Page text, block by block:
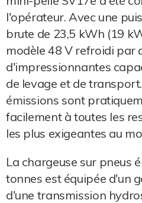
l'opérateur. Avec une
brute de 23,5 kWh (19
modèle 48 V refroidi par
d'impressionnantes
de levage et de
émissions sont
facilement à toutes les
les plus exigeantes au
La chargeuse sur pneus
tonnes est équipée d'un
d'une transmission